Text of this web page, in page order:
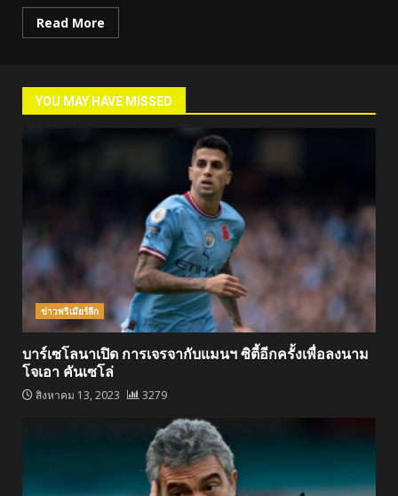
Read More
YOU MAY HAVE MISSED
ข่าวพรีเมียร์ลีก
บาร์เซโลนาเปิด การเจรจากับแมนฯ ซิตี้อีกครั้งเพื่อลงนาม
โจเอา คันเซโล่
สิงหาคม 13, 2023 3279